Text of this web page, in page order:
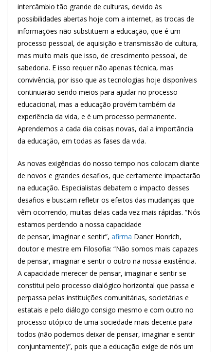
intercâmbio tão grande de culturas, devido às
possibilidades abertas hoje com a internet, as trocas de
informações não substituem a educação, que é um
processo pessoal, de aquisição e transmissão de cultura,
mas muito mais que isso, de crescimento pessoal, de
sabedoria. E isso requer não apenas técnica, mas
convivência, por isso que as tecnologias hoje disponíveis
continuarão sendo meios para ajudar no processo
educacional, mas a educação provém também da
experiência da vida, e é um processo permanente.
Aprendemos a cada dia coisas novas, daí a importância
da educação, em todas as fases da vida.
As novas exigências do nosso tempo nos colocam diante
de novos e grandes desafios, que certamente impactarão
na educação. Especialistas debatem o impacto desses
desafios e buscam refletir os efeitos das mudanças que
vêm ocorrendo, muitas delas cada vez mais rápidas. “Nós
estamos perdendo a nossa capacidade
de pensar, imaginar e sentir”, afirma Daner Honrich,
doutor e mestre em Filosofia: “Não somos mais capazes
de pensar, imaginar e sentir o outro na nossa existência.
A capacidade merecer de pensar, imaginar e sentir se
constitui pelo processo dialógico horizontal que passa e
perpassa pelas instituições comunitárias, societárias e
estatais e pelo diálogo consigo mesmo e com outro no
processo utópico de uma sociedade mais decente para
todos (não podemos deixar de pensar, imaginar e sentir
conjuntamente)”, pois que a educação exige de nós um